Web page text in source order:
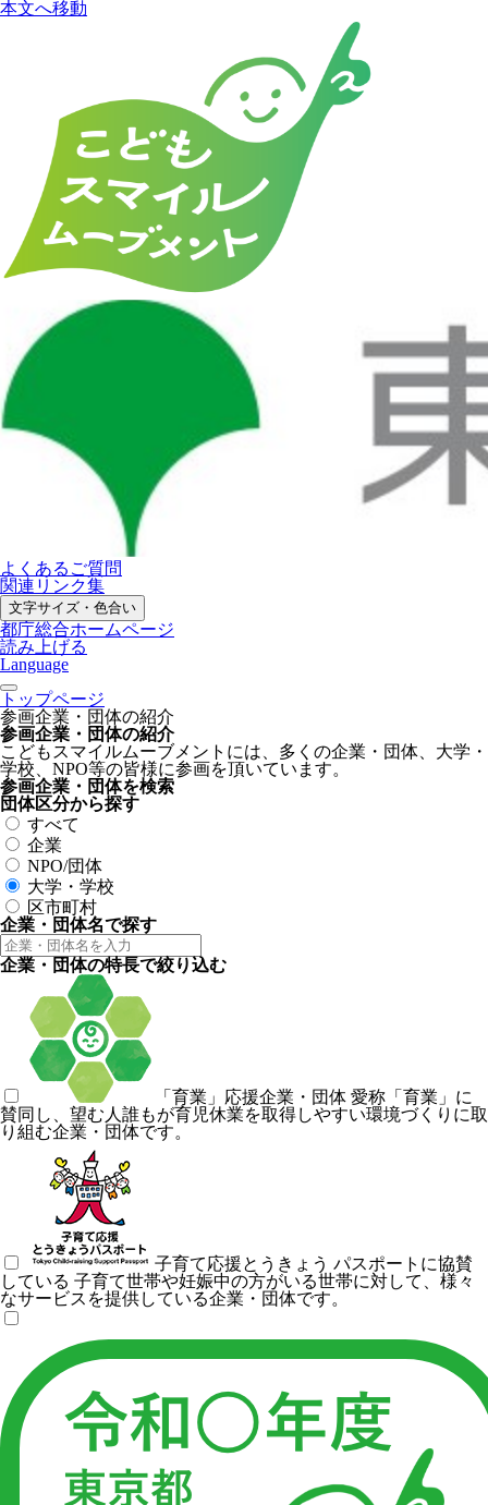
本文へ移動
よくあるご質問
関連リンク集
文字サイズ・色合い
都庁総合ホームページ
読み上げる
Language
トップページ
参画企業・団体の紹介
参画企業・団体の紹介
こどもスマイルムーブメントには、多くの企業・団体、大学・
学校、NPO等の皆様に参画を頂いています。
参画企業・団体を検索
団体区分から探す
すべて
企業
NPO/団体
大学・学校
区市町村
企業・団体名で探す
企業・団体の特長で絞り込む
「育業」応援企業・団体 愛称「育業」に
賛同し、望む人誰もが育児休業を取得しやすい環境づくりに取
り組む企業・団体です。
子育て応援とうきょう パスポートに協賛
している 子育て世帯や妊娠中の方がいる世帯に対して、様々
なサービスを提供している企業・団体です。